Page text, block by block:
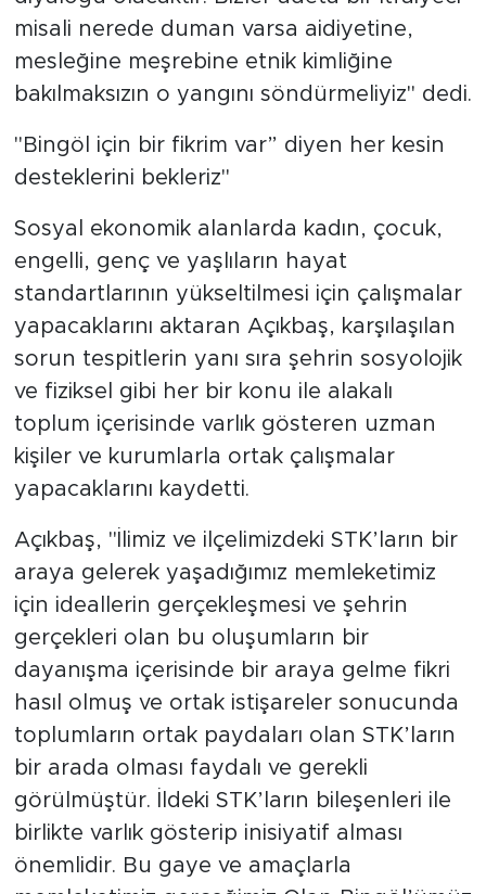
misali nerede duman varsa aidiyetine,
mesleğine meşrebine etnik kimliğine
bakılmaksızın o yangını söndürmeliyiz" dedi.
"Bingöl için bir fikrim var” diyen her kesin
desteklerini bekleriz"
Sosyal ekonomik alanlarda kadın, çocuk,
engelli, genç ve yaşlıların hayat
standartlarının yükseltilmesi için çalışmalar
yapacaklarını aktaran Açıkbaş, karşılaşılan
sorun tespitlerin yanı sıra şehrin sosyolojik
ve fiziksel gibi her bir konu ile alakalı
toplum içerisinde varlık gösteren uzman
kişiler ve kurumlarla ortak çalışmalar
yapacaklarını kaydetti.
Açıkbaş, "İlimiz ve ilçelimizdeki STK’ların bir
araya gelerek yaşadığımız memleketimiz
için ideallerin gerçekleşmesi ve şehrin
gerçekleri olan bu oluşumların bir
dayanışma içerisinde bir araya gelme fikri
hasıl olmuş ve ortak istişareler sonucunda
toplumların ortak paydaları olan STK’ların
bir arada olması faydalı ve gerekli
görülmüştür. İldeki STK’ların bileşenleri ile
birlikte varlık gösterip inisiyatif alması
önemlidir. Bu gaye ve amaçlarla